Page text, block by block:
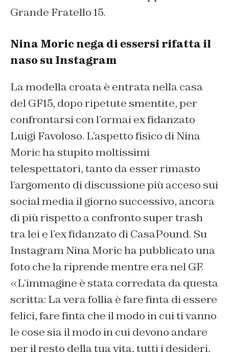
Grande Fratello 15.
Nina Moric nega di essersi rifatta il
naso su Instagram
La modella croata è entrata nella casa
del GF15, dopo ripetute smentite, per
confrontarsi con l’ormai ex fidanzato
Luigi Favoloso. L’aspetto fisico di Nina
Moric ha stupito moltissimi
telespettatori, tanto da esser rimasto
l’argomento di discussione più acceso sui
social media il giorno successivo, ancora
di più rispetto a confronto super trash
tra lei e l’ex fidanzato di CasaPound. Su
Instagram Nina Moric ha pubblicato una
foto che la riprende mentre era nel GF.
«L’immagine è stata corredata da questa
scritta: La vera follia è fare finta di essere
felici, fare finta che il modo in cui ti vanno
le cose sia il modo in cui devono andare
per il resto della tua vita, tutti i desideri,